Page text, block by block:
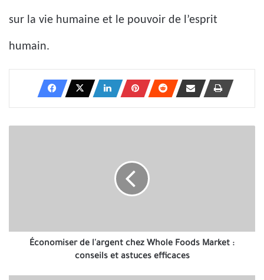
sur la vie humaine et le pouvoir de l’esprit
humain.
conseils
Économiser de l'argent chez Whole Foods Market :
conseils et astuces efficaces